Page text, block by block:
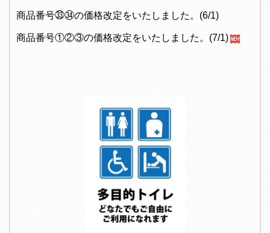
商品番号㉝㉞の価格改定をいたしました。(6/1)
商品番号①②③の価格改定をいたしました。(7/1)